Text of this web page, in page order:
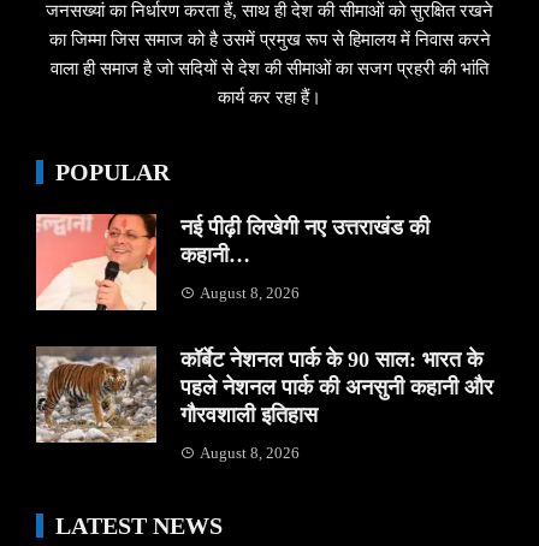
जनसख्यां का निर्धारण करता हैं, साथ ही देश की सीमाओं को सुरक्षित रखने
का जिम्मा जिस समाज को है उसमें प्रमुख रूप से हिमालय में निवास करने
वाला ही समाज है जो सदियों से देश की सीमाओं का सजग प्रहरी की भांति
कार्य कर रहा हैं।
POPULAR
नई पीढ़ी लिखेगी नए उत्तराखंड की
कहानी…
August 8, 2026
कॉर्बेट नेशनल पार्क के 90 साल: भारत के
पहले नेशनल पार्क की अनसुनी कहानी और
गौरवशाली इतिहास
August 8, 2026
LATEST NEWS